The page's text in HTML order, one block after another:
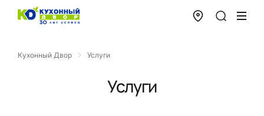
Кухонный Двор Услуги
Услуги